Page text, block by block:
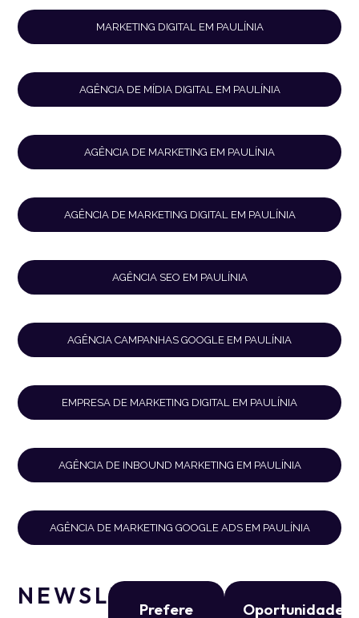
MARKETING DIGITAL EM PAULÍNIA
AGÊNCIA DE MÍDIA DIGITAL EM PAULÍNIA
AGÊNCIA DE MARKETING EM PAULÍNIA
AGÊNCIA DE MARKETING DIGITAL EM PAULÍNIA
AGÊNCIA SEO EM PAULÍNIA
AGÊNCIA CAMPANHAS GOOGLE EM PAULÍNIA
EMPRESA DE MARKETING DIGITAL EM PAULÍNIA
AGÊNCIA DE INBOUND MARKETING EM PAULÍNIA
AGÊNCIA DE MARKETING GOOGLE ADS EM PAULÍNIA
NEWSLETTER
Prefere
Oportunidade